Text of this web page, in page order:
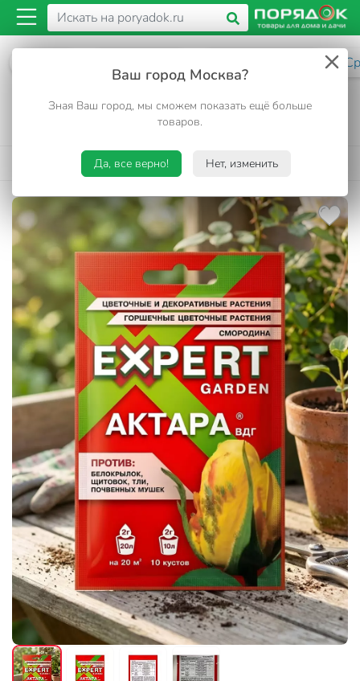
Ваш город Москва?
Зная Ваш город, мы сможем показать ещё больше
товаров.
Да, все верно! Нет, изменить
Инсектицид Актара, от вредители на
цветочных, декоративных растениях,
смородине, гранулы, 2 г, Expert Garden
387187 4.9•